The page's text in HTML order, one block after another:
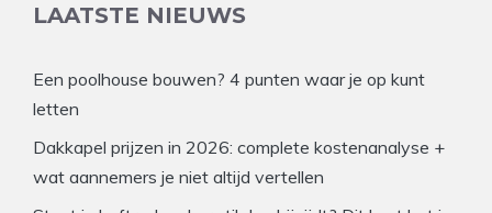
LAATSTE NIEUWS
Een poolhouse bouwen? 4 punten waar je op kunt
letten
Dakkapel prijzen in 2026: complete kostenanalyse +
wat aannemers je niet altijd vertellen